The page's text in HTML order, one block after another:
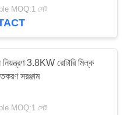
MOQ:1 সেট
নিয়ন্ত্রণ 3.8KW রোটারি মিল্ক
সরঞ্জাম
MOQ:1 সেট